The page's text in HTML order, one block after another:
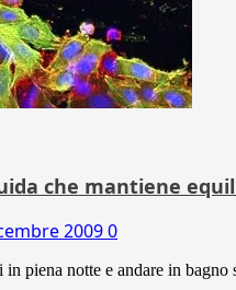
che mantiene
20090
piena notte e andare in